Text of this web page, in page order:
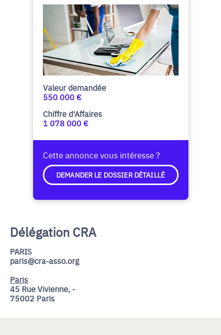
Valeur demandée
550 000 €
Chiffre d'Affaires
1 078 000 €
Cette annonce vous intéresse ?
DEMANDER LE DOSSIER DÉTAILLÉ
Délégation CRA
PARIS
paris@cra-asso.org
Paris
45 Rue Vivienne, -
75002 Paris